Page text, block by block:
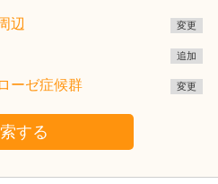
辺 変更
追加
ーゼ症候群 変更
する